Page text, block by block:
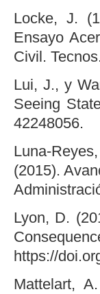
Locke, J.
Ensayo
Civil. Tecnos.
Lui, J., y
Seeing
42248056.
Luna-
(2015).
Lyon, D.
https://
Mattelart,